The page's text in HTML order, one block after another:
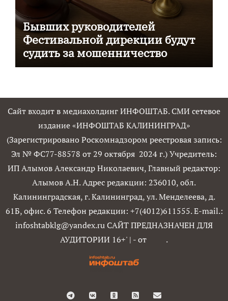
Бывших руководителей
Фестивальной дирекции будут
судить за мошенничество
Сайт входит в медиахолдинг ИНФОШТАБ. СМИ сетевое
издание «ИНФОШТАБ КАЛИНИНГРАД»
(Зарегистрировано Роскомнадзором реестровая запись:
Эл № ФС77-88578 от 29 октября 2024 г.) Учредитель:
ИП Алымов Александр Николаевич, Главный редактор:
Алымов А.Н. Адрес редакции: 236010, обл.
Калининградская, г. Калининград, ул. Менделеева, д.
61Б, офис. 6 Телефон редакции: +7(4012)611555. E-mail.:
infoshtabklg@yandex.ru САЙТ ПРЕДНАЗНАЧЕН ДЛЯ
АУДИТОРИИ 16+' | - от .